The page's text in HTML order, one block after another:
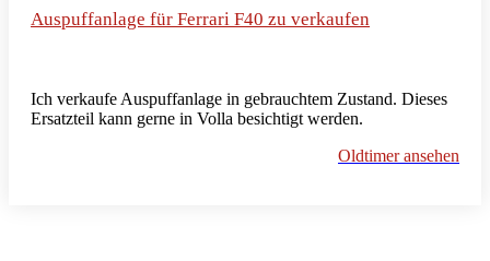
Auspuffanlage für Ferrari F40 zu verkaufen
Ich verkaufe Auspuffanlage in gebrauchtem Zustand. Dieses
Ersatzteil kann gerne in Volla besichtigt werden.
Oldtimer ansehen